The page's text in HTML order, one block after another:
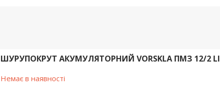
ШУРУПОКРУТ АКУМУЛЯТОРНИЙ VORSKLA ПМЗ 12/2 LI
Немає в наявності